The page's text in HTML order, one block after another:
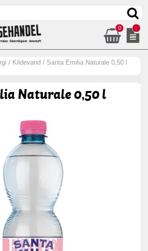
0
/ Kildevand / Santa Emilia Naturale 0,50 l
Naturale 0,50 l